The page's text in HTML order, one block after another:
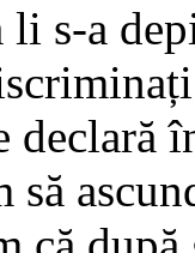
s-a
declară